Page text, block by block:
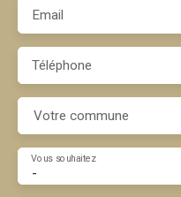
Email
Téléphone
Votre commune
-
Vous souhaitez